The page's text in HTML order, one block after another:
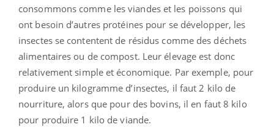
consommons comme les viandes et les poissons qui
ont besoin d’autres protéines pour se développer, les
insectes se contentent de résidus comme des déchets
alimentaires ou de compost. Leur élevage est donc
relativement simple et économique. Par exemple, pour
produire un kilogramme d’insectes, il faut 2 kilo de
nourriture, alors que pour des bovins, il en faut 8 kilo
pour produire 1 kilo de viande.